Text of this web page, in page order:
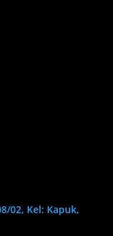
02, Kel: Kapuk,